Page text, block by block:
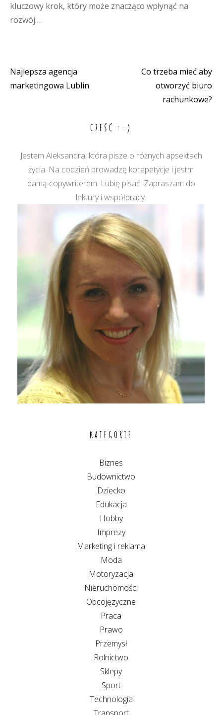
kluczowy krok, który może znacząco wpłynąć na
rozwój…
Nawigacja
Najlepsza agencja
marketingowa Lublin
Co trzeba mieć aby
otworzyć biuro
rachunkowe?
CZEŚĆ :-)
Jestem Aleksandra, która pisze o różnych apsektach
życia. Na codzień prowadzę korepetycje i jestm
damą-copywriterem. Lubię pisać. Zapraszam do
lektury i współpracy.
KATEGORIE
Biznes
Budownictwo
Dziecko
Edukacja
Hobby
Imprezy
Marketing i reklama
Moda
Motoryzacja
Nieruchomości
Obcojęzyczne
Praca
Prawo
Przemysł
Rolnictwo
Sklepy
Sport
Technologia